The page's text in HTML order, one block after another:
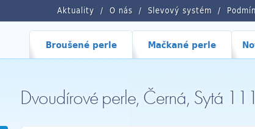
Aktuality O nás Slevový systém
Broušené perle Mačkané perle
Dvoudírové perle, Černá, Sytá